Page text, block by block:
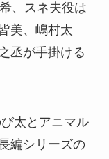
、スネ夫役は
美、嶋村太
丞が手掛ける
太とアニマル
編シリーズの